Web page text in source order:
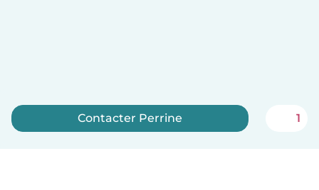
Contacter Perrine 1